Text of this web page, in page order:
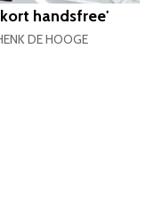
handsfree'
DE HOOGE